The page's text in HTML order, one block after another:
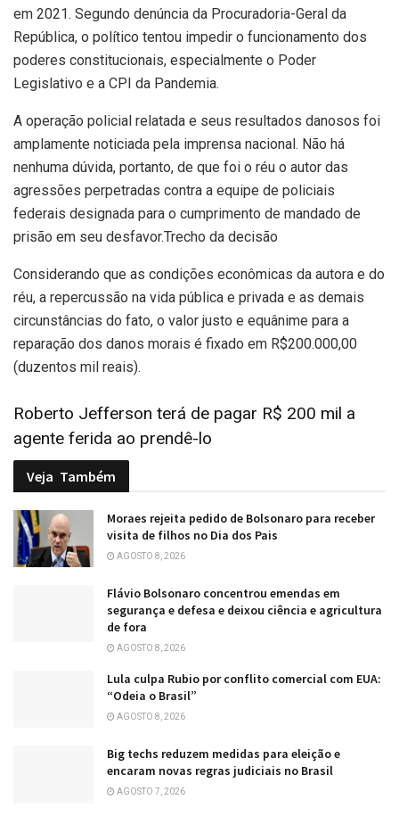
em 2021. Segundo denúncia da Procuradoria-Geral da
República, o político tentou impedir o funcionamento dos
poderes constitucionais, especialmente o Poder
Legislativo e a CPI da Pandemia.
A operação policial relatada e seus resultados danosos foi
amplamente noticiada pela imprensa nacional. Não há
nenhuma dúvida, portanto, de que foi o réu o autor das
agressões perpetradas contra a equipe de policiais
federais designada para o cumprimento de mandado de
prisão em seu desfavor.Trecho da decisão
Considerando que as condições econômicas da autora e do
réu, a repercussão na vida pública e privada e as demais
circunstâncias do fato, o valor justo e equânime para a
reparação dos danos morais é fixado em R$200.000,00
(duzentos mil reais).
Roberto Jefferson terá de pagar R$ 200 mil a
agente ferida ao prendê-lo
Veja Também
Moraes rejeita pedido de Bolsonaro para receber
visita de filhos no Dia dos Pais
AGOSTO 8, 2026
Flávio Bolsonaro concentrou emendas em
segurança e defesa e deixou ciência e agricultura
de fora
AGOSTO 8, 2026
Lula culpa Rubio por conflito comercial com EUA:
“Odeia o Brasil”
AGOSTO 8, 2026
Big techs reduzem medidas para eleição e
encaram novas regras judiciais no Brasil
AGOSTO 7, 2026